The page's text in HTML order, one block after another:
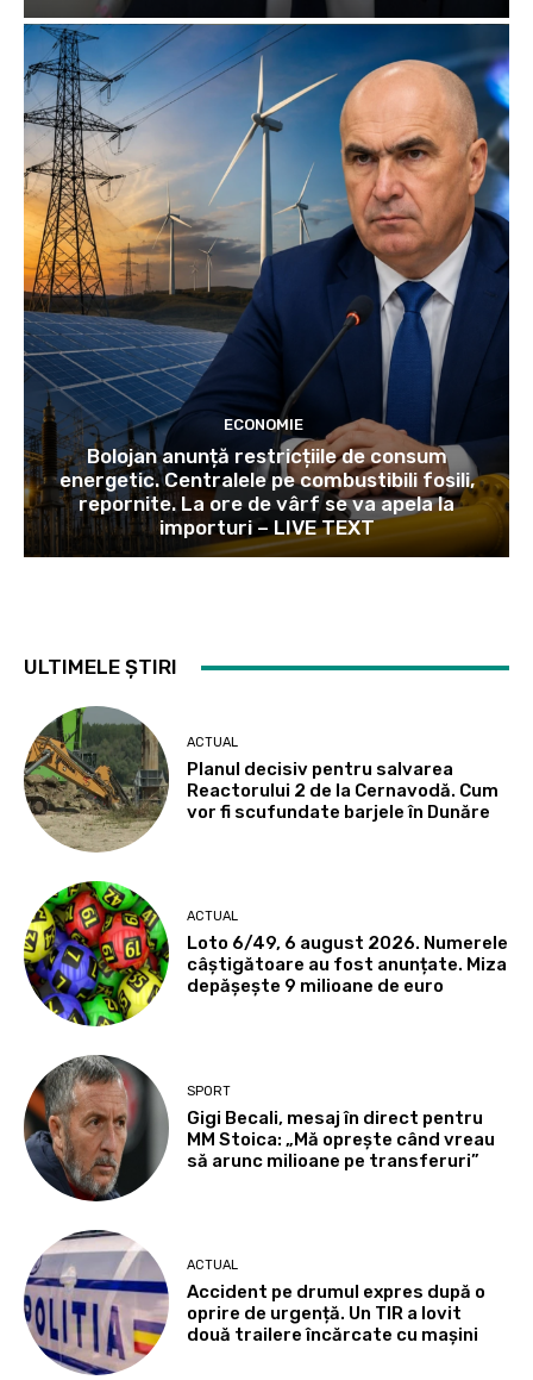
ECONOMIE
Bolojan anunță restricțiile de consum
energetic. Centralele pe combustibili fosili,
repornite. La ore de vârf se va apela la
importuri – LIVE TEXT
ULTIMELE ȘTIRI
ACTUAL
Planul decisiv pentru salvarea
Reactorului 2 de la Cernavodă. Cum
vor fi scufundate barjele în Dunăre
ACTUAL
Loto 6/49, 6 august 2026. Numerele
câștigătoare au fost anunțate. Miza
depășește 9 milioane de euro
SPORT
Gigi Becali, mesaj în direct pentru
MM Stoica: „Mă oprește când vreau
să arunc milioane pe transferuri”
ACTUAL
Accident pe drumul expres după o
oprire de urgență. Un TIR a lovit
două trailere încărcate cu mașini